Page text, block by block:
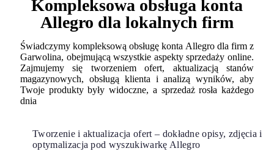
Kompleksowa obsługa konta
Allegro dla lokalnych firm
Świadczymy kompleksową obsługę konta Allegro dla firm z
Garwolina, obejmującą wszystkie aspekty sprzedaży online.
Zajmujemy się tworzeniem ofert, aktualizacją stanów
magazynowych, obsługą klienta i analizą wyników, aby
Twoje produkty były widoczne, a sprzedaż rosła każdego
dnia
Tworzenie i aktualizacja ofert – dokładne opisy, zdjęcia i
optymalizacja pod wyszukiwarkę Allegro